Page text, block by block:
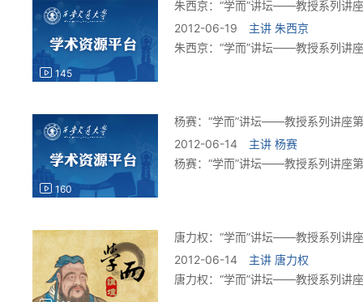
145
朱西京：“学而”讲坛——教授系列讲
2012-06-19
主讲 朱西京
朱西京：“学而”讲坛——教授系列讲
160
杨赛：“学而”讲坛——教授系列讲座
2012-06-14
主讲 杨赛
杨赛：“学而”讲坛——教授系列讲座
唐力权：“学而”讲坛——教授系列讲
2012-06-14
主讲 唐力权
唐力权：“学而”讲坛——教授系列讲